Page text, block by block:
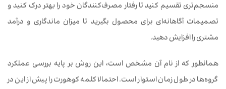
منسجم‌تری تقسیم کنید تا رفتار مصرف‌کنندگان خود را بهتر درک کنید و
تصمیمات آگاهانه‌ای برای محصول بگیرید تا میزان ماندگاری و درآمد
مشتری را افزایش دهید.
همانطور که از نام آن مشخص است، این روش بر پایه بررسی عملکرد
گروه‌ها در طول زمان استوار است. احتمالا کلمه کوهورت را پیش از این در